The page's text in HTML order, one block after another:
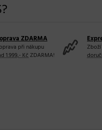
ZDARMA
při nákupu
1.999,- KčZDARMA!